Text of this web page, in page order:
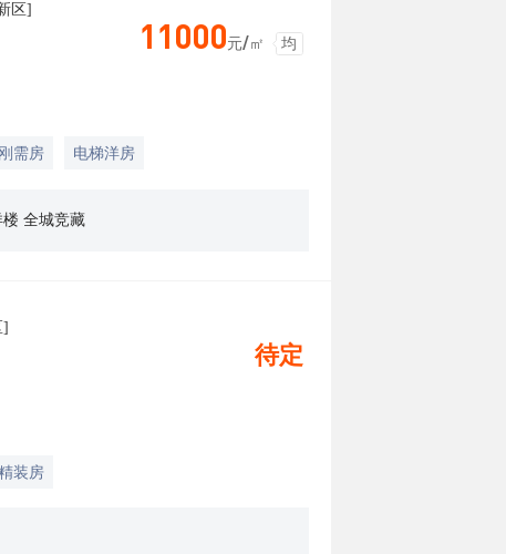
区]
11000元/㎡ 均
刚需房 电梯洋房
楼 全城竞藏
]
待定
装房